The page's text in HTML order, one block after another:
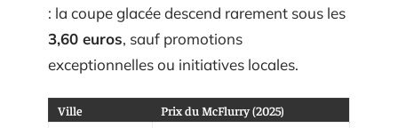
: la coupe glacée descend rarement sous les
3,60 euros, sauf promotions
exceptionnelles ou initiatives locales.
Ville Prix du McFlurry (2025)